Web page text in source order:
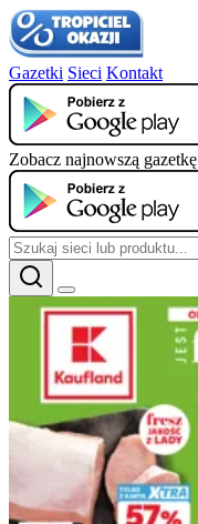
Gazetki Sieci Kontakt
Zobacz najnowszą gazetkę